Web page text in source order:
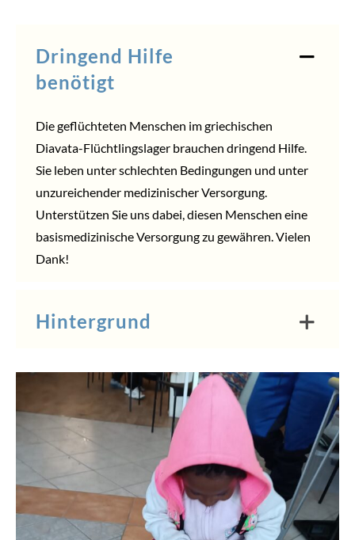
Dringend Hilfe
benötigt
Die geflüchteten Menschen im griechischen
Diavata-Flüchtlingslager brauchen dringend Hilfe.
Sie leben unter schlechten Bedingungen und unter
unzureichender medizinischer Versorgung.
Unterstützen Sie uns dabei, diesen Menschen eine
basismedizinische Versorgung zu gewähren. Vielen
Dank!
Hintergrund